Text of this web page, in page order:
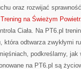
oraz rozwijać
Trening na Świeżym
Ciała. Na PT6.pl
która odtwarza zwykłymi
podkreślamy,
na PT6.pl są